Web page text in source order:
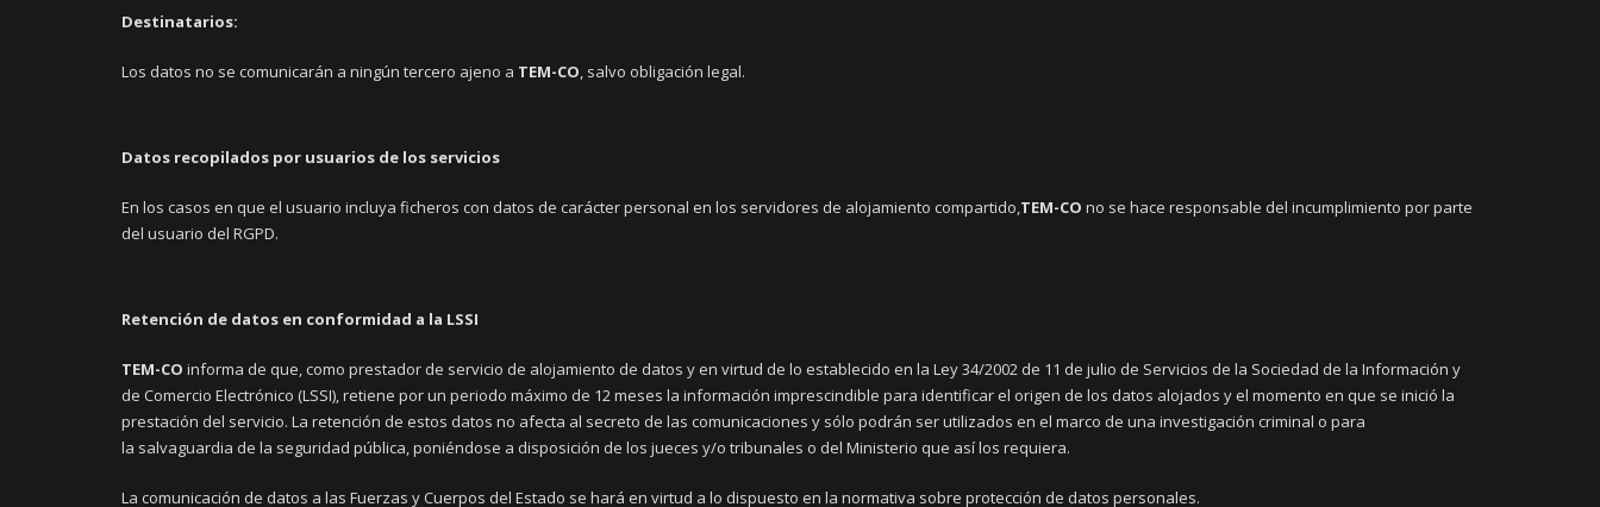
Destinatarios:
Los datos no se comunicarán a ningún tercero ajeno a TEM-CO, salvo obligación legal.
Datos recopilados por usuarios de los servicios
En los casos en que el usuario incluya ficheros con datos de carácter personal en los servidores de alojamiento compartido,TEM-CO no se hace responsable del incumplimiento por parte
del usuario del RGPD.
Retención de datos en conformidad a la LSSI
TEM-CO informa de que, como prestador de servicio de alojamiento de datos y en virtud de lo establecido en la Ley 34/2002 de 11 de julio de Servicios de la Sociedad de la Información y
de Comercio Electrónico (LSSI), retiene por un periodo máximo de 12 meses la información imprescindible para identificar el origen de los datos alojados y el momento en que se inició la
prestación del servicio. La retención de estos datos no afecta al secreto de las comunicaciones y sólo podrán ser utilizados en el marco de una investigación criminal o para
la salvaguardia de la seguridad pública, poniéndose a disposición de los jueces y/o tribunales o del Ministerio que así los requiera.
La comunicación de datos a las Fuerzas y Cuerpos del Estado se hará en virtud a lo dispuesto en la normativa sobre protección de datos personales.